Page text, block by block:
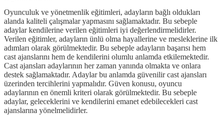
Oyunculuk ve yönetmenlik eğitimleri, adayların bağlı oldukları
alanda kaliteli çalışmalar yapmasını sağlamaktadır. Bu sebeple
adaylar kendilerine verilen eğitimleri iyi değerlendirmelidirler.
Verilen eğitimler, adayların ünlü olma hayallerine ve mesleklerine ilk
adımları olarak görülmektedir. Bu sebeple adayların başarısı hem
cast ajanslarını hem de kendilerini olumlu anlamda etkilemektedir.
Cast ajansları adaylarının her zaman yanında olmakta ve onlara
destek sağlamaktadır. Adaylar bu anlamda güvenilir cast ajansları
üzerinden tercihlerini yapmalıdır. Güven konusu, oyuncu
adaylarının en önemli kriteri olarak görülmektedir. Bu sebeple
adaylar, geleceklerini ve kendilerini emanet edebilecekleri cast
ajanslarına yönelmelidirler.